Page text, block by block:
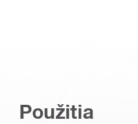
Použitia